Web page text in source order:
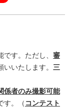
す。ただし、 審
いいたします。 三
係者のみ撮影可能
す。（ コンテスト